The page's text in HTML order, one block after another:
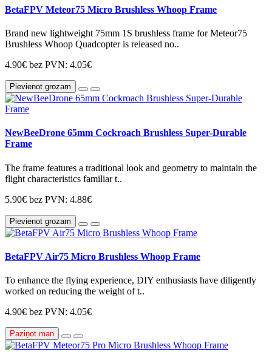
BetaFPV Meteor75 Micro Brushless Whoop Frame
Brand new lightweight 75mm 1S brushless frame for Meteor75
Brushless Whoop Quadcopter is released no..
4.90€ bez PVN: 4.05€
Pievienot grozam
NewBeeDrone 65mm Cockroach Brushless Super-Durable
Frame
The frame features a traditional look and geometry to maintain the
flight characteristics familiar t..
5.90€ bez PVN: 4.88€
Pievienot grozam
BetaFPV Air75 Micro Brushless Whoop Frame
To enhance the flying experience, DIY enthusiasts have diligently
worked on reducing the weight of t..
4.90€ bez PVN: 4.05€
Paziņot man